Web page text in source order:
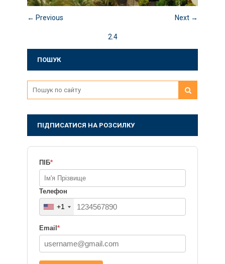
← Previous Next →
2.4
ПОШУК
ПІДПИСАТИСЯ НА РОЗСИЛКУ
ПІБ*
Телефон
+1
Email *